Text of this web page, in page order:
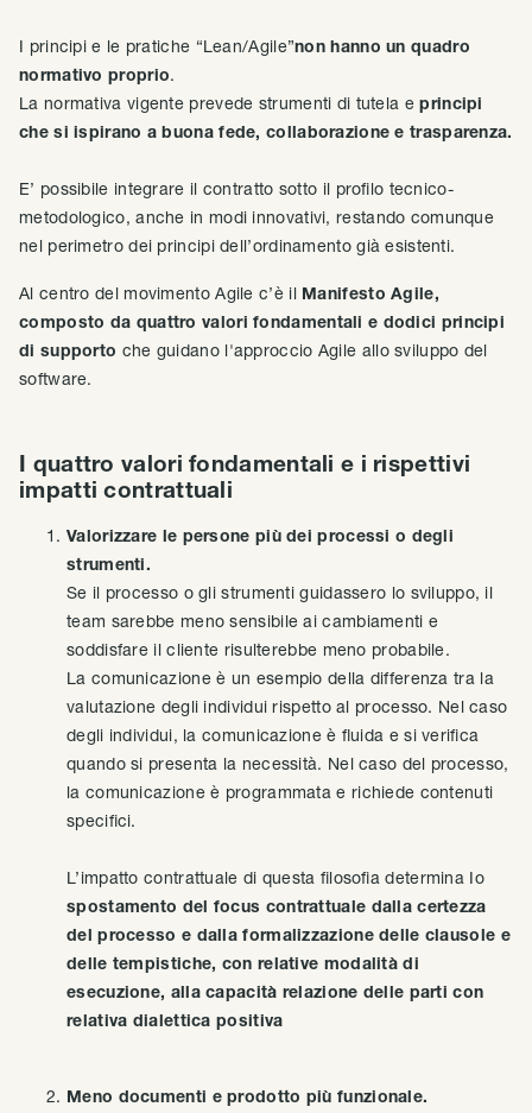
I principi e le pratiche “Lean/Agile”non hanno un quadro
normativo proprio.
La normativa vigente prevede strumenti di tutela eprincipi
che si ispirano a buona fede, collaborazione e trasparenza.
E’ possibile integrare il contratto sotto il profilo tecnico-
metodologico, anche in modi innovativi, restando comunque
nel perimetro dei principi dell’ordinamento già esistenti.
Al centro del movimento Agile c’è il Manifesto Agile,
composto da quattro valori fondamentali e dodici principi
di supporto che guidano l'approccio Agile allo sviluppo del
software.
I quattro valori fondamentali e i rispettivi
impatti contrattuali
Valorizzare le persone più dei processi o degli
strumenti.
Se il processo o gli strumenti guidassero lo sviluppo, il
team sarebbe meno sensibile ai cambiamenti e
soddisfare il cliente risulterebbe meno probabile.
La comunicazione è un esempio della differenza tra la
valutazione degli individui rispetto al processo. Nel caso
degli individui, la comunicazione è fluida e si verifica
quando si presenta la necessità. Nel caso del processo,
la comunicazione è programmata e richiede contenuti
specifici.
L’impatto contrattuale di questa filosofia determina Io
spostamento del focus contrattuale dalla certezza
del processo e dalla formalizzazione delle clausole e
delle tempistiche, con relative modalità di
esecuzione, alla capacità relazione delle parti con
relativa dialettica positiva
Meno documenti e prodotto più funzionale.